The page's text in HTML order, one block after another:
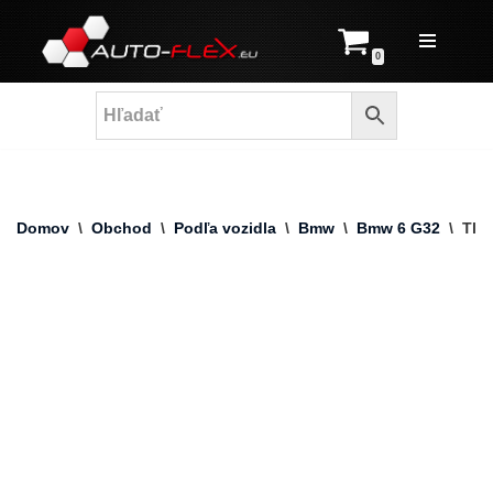
Prejsť
na
0
Domov \ Obchod \ Podľa vozidla \ Bmw \ Bmw 6 G32 \